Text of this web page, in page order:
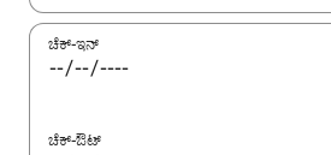
ಚೆಕ್-ಇನ್
ಚೆಕ್-ಔಟ್